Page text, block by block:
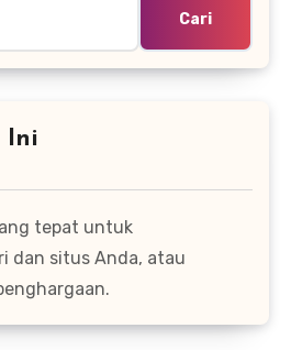
Ini
tepat untuk
dan situs Anda, atau